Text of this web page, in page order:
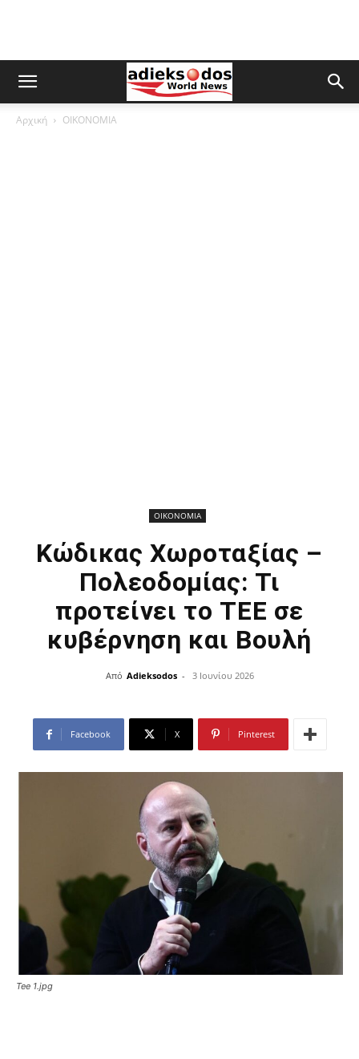
Αρχική ΟΙΚΟΝΟΜΙΑ
ΟΙΚΟΝΟΜΙΑ
Κώδικας Χωροταξίας –
Πολεοδομίας: Τι
προτείνει το ΤΕΕ σε
κυβέρνηση και Βουλή
Από Adieksodos - 3 Ιουνίου 2026
Facebook X Pinterest
Tee 1.jpg